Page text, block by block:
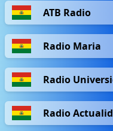
ATB Radio
Radio Maria
Radio
Radio